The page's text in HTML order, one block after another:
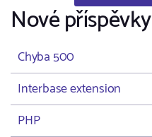
Nové příspěvky
Chyba 500
Interbase extension
PHP